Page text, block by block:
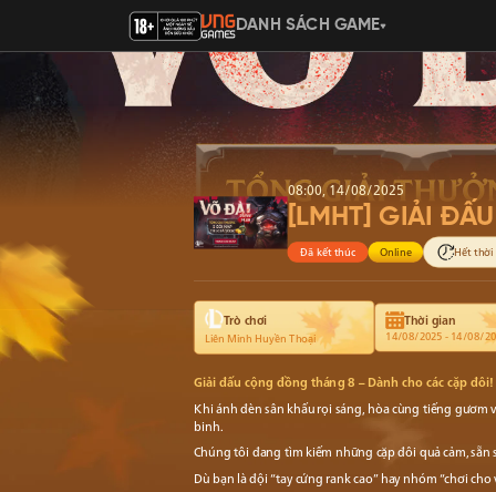
08:00, 14/08/2025
[LMHT] GIẢI
Đã kết thúc Online Hết
Trò chơi
Liên Minh Huyền Thoại
Thời gian
14/08/2025 - 14/08/
Giải đấu cộng đồng tháng 8 – Dành cho các cặp đôi!
Khi ánh đèn sân khấu rọi sáng, hòa cùng tiếng
binh.
Chúng tôi đang tìm kiếm những cặp đôi quả cảm,
Dù bạn là đội “tay cứng rank cao” hay nhóm “chơi
DANH SÁCH GAME